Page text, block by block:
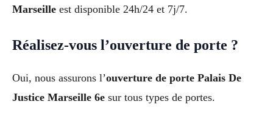
Marseille est disponible 24h/24 et 7j/7.
Réalisez-vous l’ouverture de porte ?
Oui, nous assurons l’ouverture de porte Palais De
Justice Marseille 6e sur tous types de portes.